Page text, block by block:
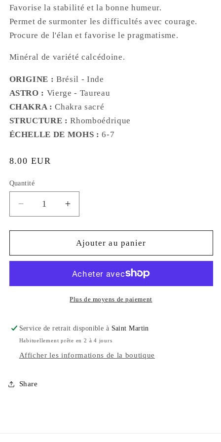
Favorise la stabilité et la bonne humeur.
Permet de surmonter les difficultés avec courage.
Procure de l'élan et favorise le pragmatisme.
Minéral de variété calcédoine.
ORIGINE : Brésil - Inde
ASTRO : Vierge - Taureau
CHAKRA : Chakra sacré
STRUCTURE : Rhomboédrique
ÉCHELLE DE MOHS : 6-7
Prix
8.00 EUR
Quantité
Réduire
la
quantité
CORNALINE
Augmenter
la
quantité
de
CORNALINE
Ajouter au panier
Plus de moyens de paiement
Service de retrait disponible à Saint Martin
Habituellement prête en 2 à 4 jours
Afficher les informations de la boutique
Share